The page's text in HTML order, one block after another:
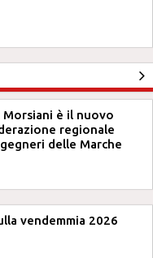
è il nuovo
regionale
delle Marche
vendemmia 2026